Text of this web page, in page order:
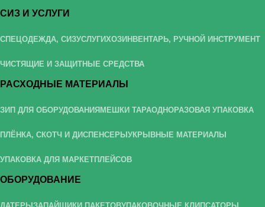
СИЗ И УСЛУГИ
СПЕЦОДЕЖДА, СИЗУСЛУГИХОЗИНВЕНТАРЬ, РУЧНОЙ ИНСТРУМЕНТ
ЧИСТЯЩИЕ И ЗАЩИТНЫЕ СРЕДСТВА
РАСХОДНЫЕ МАТЕРИАЛЫ
ЗИП ДЛЯ ОБОРУДОВАНИЯ МЕШКИ ТАРАОДНОРАЗОВАЯ УПАКОВКА
ПЛЁНКА, СКОТЧ И ДИСПЕНСЕРЫ УКРЫВНЫЕ МАТЕРИАЛЫ
УПАКОВКА ДЛЯ МАРКЕТПЛЕЙСОВ
ОБОРУДОВАНИЕ